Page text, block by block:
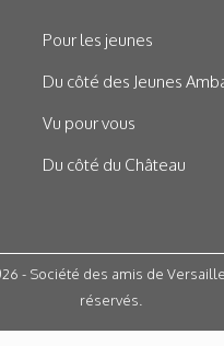
Pour les jeunes
Du côté des Jeunes
Vu pour vous
Du côté du Château
- Société des amis de
réservés.